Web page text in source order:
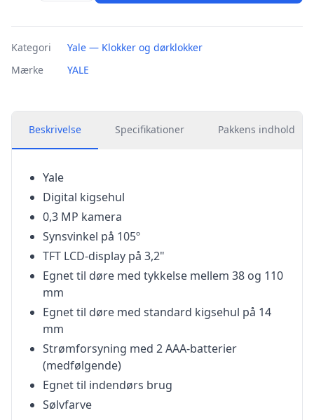
Kategori
Yale — Klokker og dørklokker
Mærke
YALE
Beskrivelse Specifikationer Pakkens indhold
Yale
Digital kigsehul
0,3 MP kamera
Synsvinkel på 105º
TFT LCD-display på 3,2"
Egnet til døre med tykkelse mellem 38 og 110
mm
Egnet til døre med standard kigsehul på 14
mm
Strømforsyning med 2 AAA-batterier
(medfølgende)
Egnet til indendørs brug
Sølvfarve